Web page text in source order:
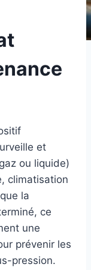
et
ou liquide)
climatisation
la
ce
une
prévenir les
pression.